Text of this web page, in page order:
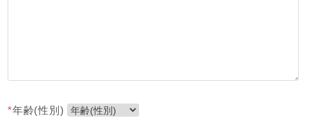
*年齢(性別)